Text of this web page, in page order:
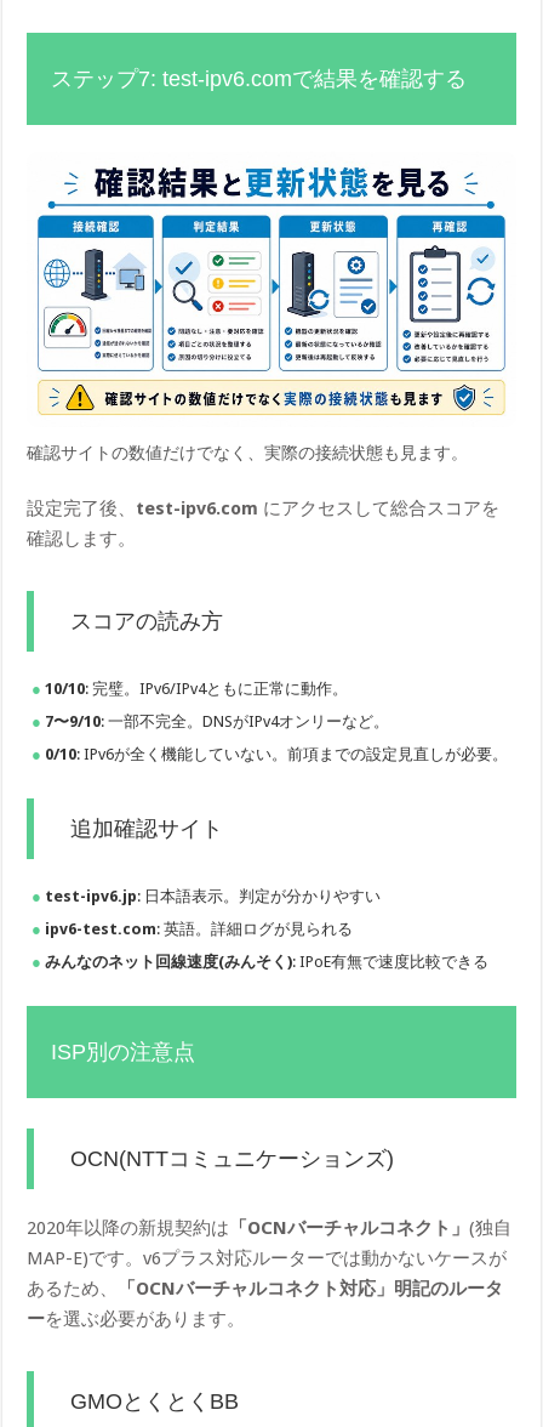
ステップ7: test-ipv6.comで結果を確認する
確認サイトの数値だけでなく、実際の接続状態も見ます。
設定完了後、 test-ipv6.com にアクセスして総合スコアを
確認します。
スコアの読み方
10/10: 完璧。IPv6/IPv4ともに正常に動作。
7〜9/10: 一部不完全。DNSがIPv4オンリーなど。
0/10: IPv6が全く機能していない。前項までの設定見直しが必要。
追加確認サイト
test-ipv6.jp: 日本語表示。判定が分かりやすい
ipv6-test.com: 英語。詳細ログが見られる
みんなのネット回線速度(みんそく): IPoE有無で速度比較できる
ISP別の注意点
OCN(NTTコミュニケーションズ)
2020年以降の新規契約は 「OCNバーチャルコネクト」(独自
MAP-E)です。v6プラス対応ルーターでは動かないケースが
あるため、
「OCNバーチャルコネクト対応」明記のルータ
ーを選ぶ必要があります。
GMOとくとくBB